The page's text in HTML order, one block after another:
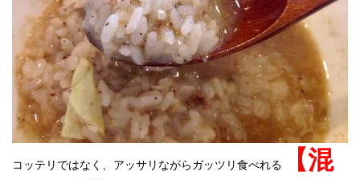
コッテリではなく、アッサリながらガッツリ食べれる
【混